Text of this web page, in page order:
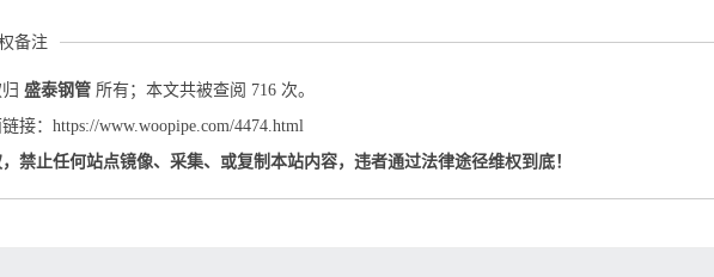
备注
归盛泰钢管 所有；本文共被查阅 716 次。
接：https://www.woopipe.com/4474.html
禁止任何站点镜像、采集、或复制本站内容，违者通过法律途径维权到底！